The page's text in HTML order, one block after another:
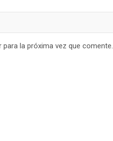
la próxima vez que comente.